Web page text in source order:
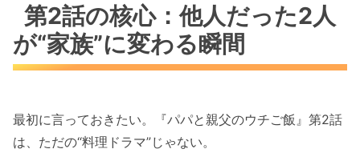
第2話の核心：他人だった2人
が“家族”に変わる瞬間
最初に言っておきたい。『パパと親父のウチご飯』第2話
は、ただの“料理ドラマ”じゃない。